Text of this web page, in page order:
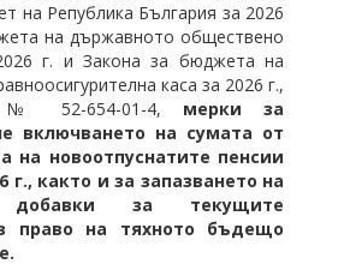
на Република България за 2026
на държавното обществено
г. и Закона за бюджета на
каса за 2026 г.,
№ 52-654-01-4, мерки за
включването на сумата от
на новоотпуснатите пенсии
г., както и за запазването на
добавки за текущите
право на тяхното бъдещо